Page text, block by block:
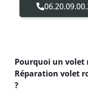
Pourquoi un volet
Réparation volet
?